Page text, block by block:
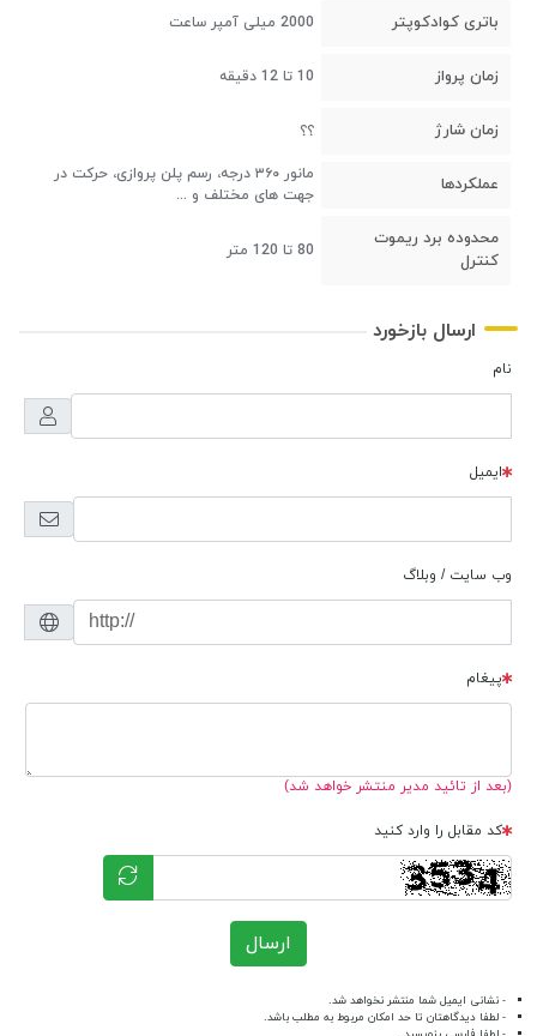
باتری کوادکوپتر 2000 میلی آمپر ساعت
زمان پرواز 10 تا 12 دقیقه
زمان شارژ ؟؟
عملکردها
مانور ۳۶۰ درجه، رسم پلن پروازی، حرکت در
جهت های مختلف و ...
محدوده برد ریموت
کنترل
80 تا 120 متر
ارسال بازخورد
نام
ایمیل
وب سایت / وبلاگ
پیغام
(بعد از تائید مدیر منتشر خواهد شد)
کد مقابل را وارد کنید
ارسال
- نشانی ایمیل شما منتشر نخواهد شد.
- لطفا دیدگاهتان تا حد امکان مربوط به مطلب باشد.